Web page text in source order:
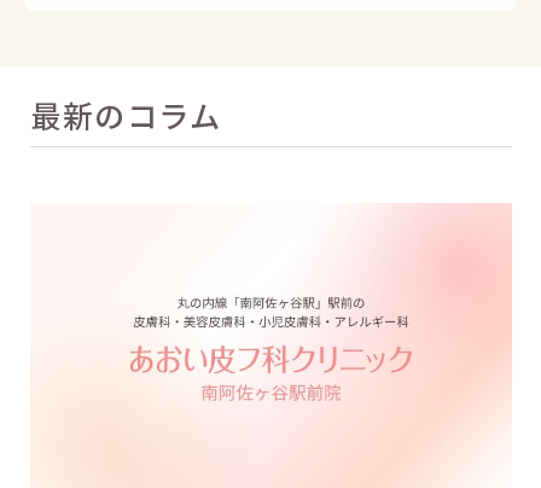
最新のコラム